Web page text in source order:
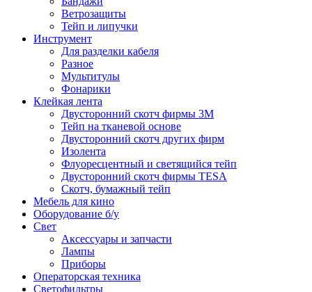
Ветрозащиты
Тейп и липучки
Инструмент
Для разделки кабеля
Разное
Мультитулы
Фонарики
Клейкая лента
Двусторонний скотч фирмы 3M
Тейп на тканевой основе
Двусторонний скотч других фирм
Изолента
Флуоресцентный и светящийся тейп
Двусторонний скотч фирмы TESA
Скотч, бумажный тейп
Мебель для кино
Оборудование б/у
Свет
Аксессуары и запчасти
Лампы
Приборы
Операторская техника
Светофильтры